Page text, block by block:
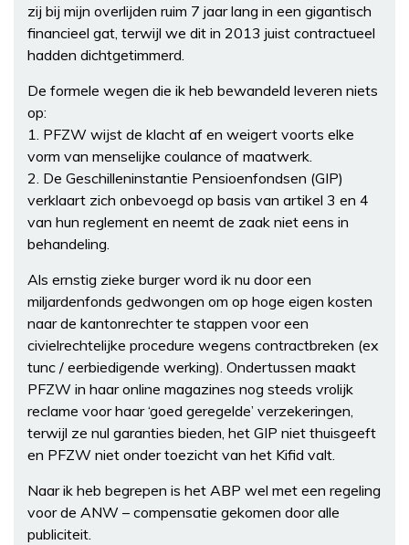
zij bij mijn overlijden ruim 7 jaar lang in een gigantisch
financieel gat, terwijl we dit in 2013 juist contractueel
hadden dichtgetimmerd.
De formele wegen die ik heb bewandeld leveren niets
op:
1. PFZW wijst de klacht af en weigert voorts elke
vorm van menselijke coulance of maatwerk.
2. De Geschilleninstantie Pensioenfondsen (GIP)
verklaart zich onbevoegd op basis van artikel 3 en 4
van hun reglement en neemt de zaak niet eens in
behandeling.
Als ernstig zieke burger word ik nu door een
miljardenfonds gedwongen om op hoge eigen kosten
naar de kantonrechter te stappen voor een
civielrechtelijke procedure wegens contractbreken (ex
tunc / eerbiedigende werking). Ondertussen maakt
PFZW in haar online magazines nog steeds vrolijk
reclame voor haar ‘goed geregelde’ verzekeringen,
terwijl ze nul garanties bieden, het GIP niet thuisgeeft
en PFZW niet onder toezicht van het Kifid valt.
Naar ik heb begrepen is het ABP wel met een regeling
voor de ANW – compensatie gekomen door alle
publiciteit.